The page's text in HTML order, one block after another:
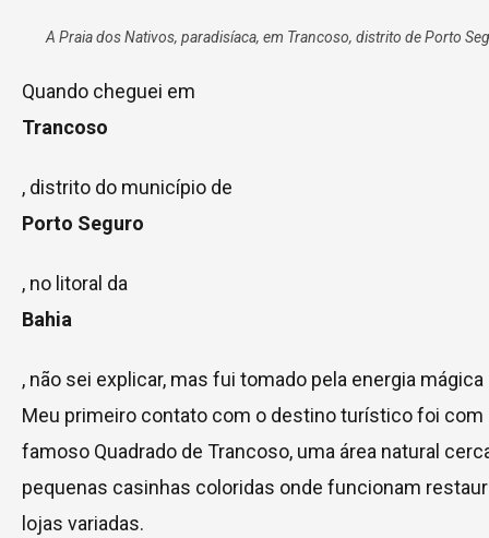
A Praia dos Nativos, paradisíaca, em Trancoso, distrito de Porto
Quando cheguei em
Trancoso
, distrito do município de
Porto Seguro
, no litoral da
Bahia
, não sei explicar, mas fui tomado pela energia mágica
Meu primeiro contato com o destino turístico foi com
famoso Quadrado de Trancoso, uma área natural
pequenas casinhas coloridas onde funcionam
lojas variadas.